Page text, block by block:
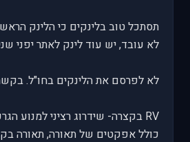
תסתכל טוב בלינקים כי הלינק
לא עובד, יש עוד לינק לאתר יפני
לא לפרסם את הלינקים בחו"ל.
כולל אפקטים של תאורה, תאורה